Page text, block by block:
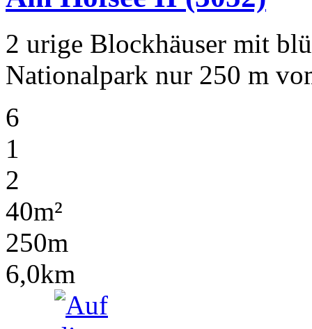
2 urige Blockhäuser mit
Nationalpark nur 250 m
6
1
2
40m²
250m
6,0km